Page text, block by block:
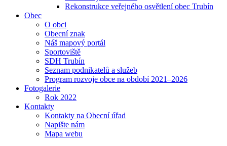
Rekonstrukce veřejného osvětlení obec Trubín
Obec
O obci
Obecní znak
Náš mapový portál
Sportoviště
SDH Trubín
Seznam podnikatelů a služeb
Program rozvoje obce na období 2021–2026
Fotogalerie
Rok 2022
Kontakty
Kontakty na Obecní úřad
Napište nám
Mapa webu